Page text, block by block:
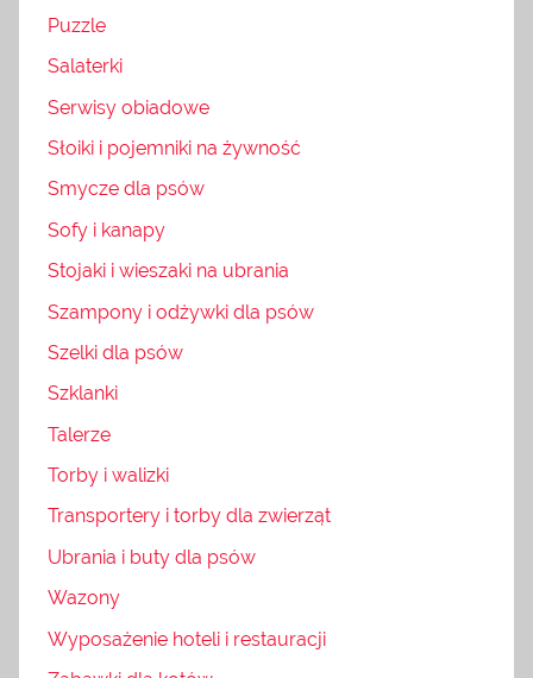
Puzzle
Salaterki
Serwisy obiadowe
Słoiki i pojemniki na żywność
Smycze dla psów
Sofy i kanapy
Stojaki i wieszaki na ubrania
Szampony i odżywki dla psów
Szelki dla psów
Szklanki
Talerze
Torby i walizki
Transportery i torby dla zwierząt
Ubrania i buty dla psów
Wazony
Wyposażenie hoteli i restauracji